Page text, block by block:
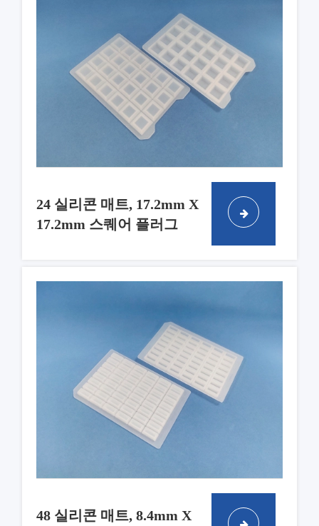
24 실리콘 매트, 17.2mm X
17.2mm 스퀘어 플러그
48 실리콘 매트, 8.4mm X